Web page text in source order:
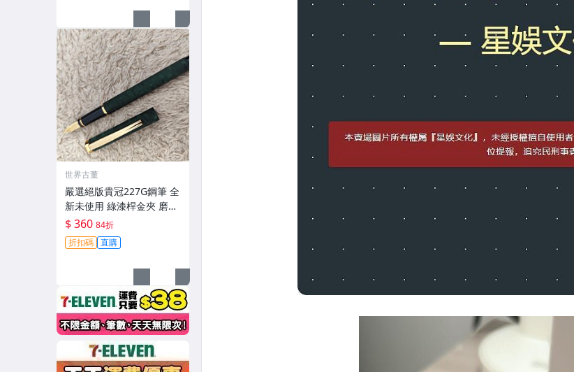
世界古董
嚴選絕版貴冠227G鋼筆 全
新未使用 綠漆桿金夾 磨砂
金屬外殼 大明尖飽滿墨水
試寫順滑 適合收藏使用 老
鋼筆 條件好 銑筆
$ 360 84折
折扣碼 直購